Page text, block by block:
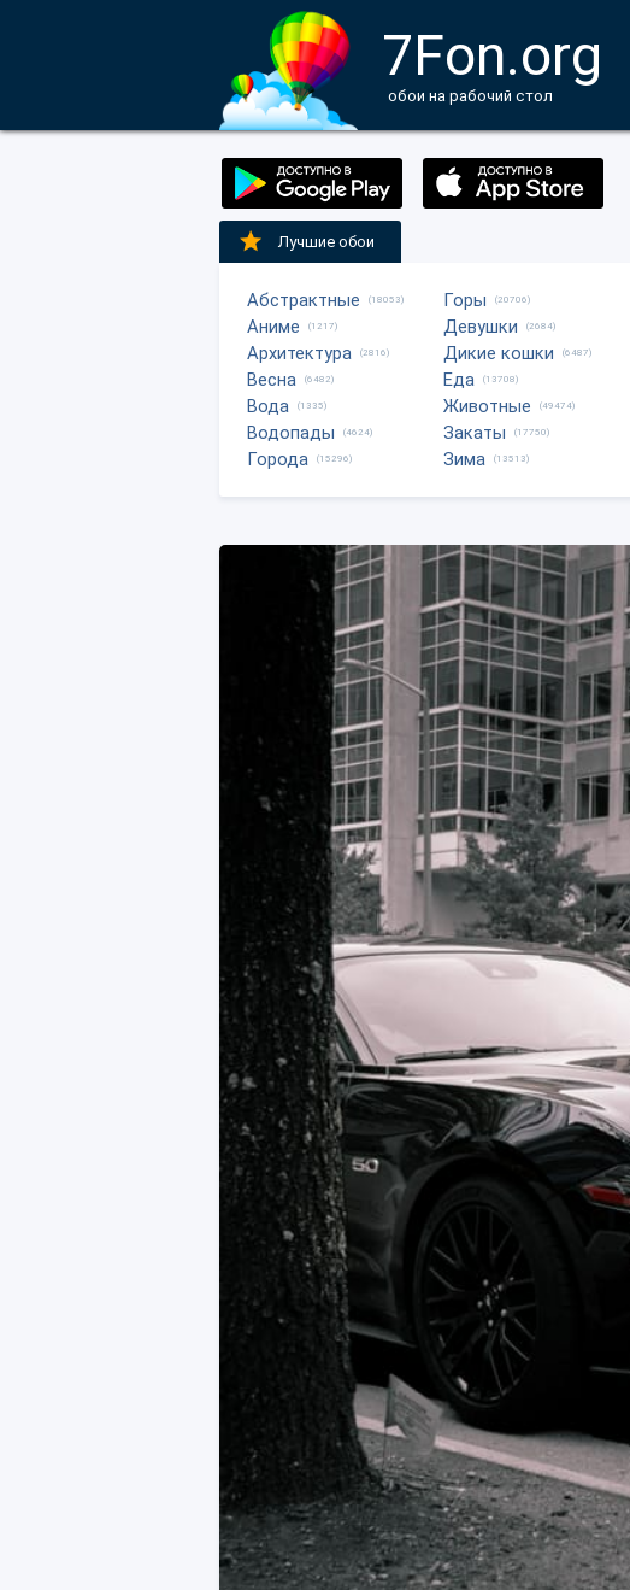
7Fon.org
обои на рабочий стол
Лучшие обои
Абстрактные (18053)
Аниме (1217)
Архитектура (2816)
Весна (6482)
Вода (1335)
Водопады (4624)
Города (15296)
Горы (20706)
Девушки (2684)
Дикие кошки (6487)
Еда (13708)
Животные (49474)
Закаты (17750)
Зима (13513)